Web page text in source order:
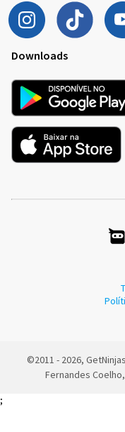
Downloads
©2011 - 2026, GetNinjas
Fernandes
;